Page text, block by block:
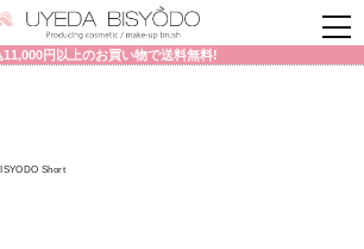
11,000円以上のお買い物で送料無料!
Short